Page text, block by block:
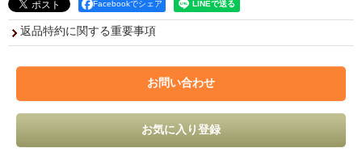
Facebookでシェア
返品特約に関する重要事項